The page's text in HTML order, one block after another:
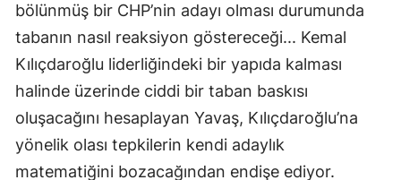
bölünmüş bir CHP’nin adayı olması durumunda
tabanın nasıl reaksiyon göstereceği... Kemal
Kılıçdaroğlu liderliğindeki bir yapıda kalması
halinde üzerinde ciddi bir taban baskısı
oluşacağını hesaplayan Yavaş, Kılıçdaroğlu’na
yönelik olası tepkilerin kendi adaylık
matematiğini bozacağından endişe ediyor.